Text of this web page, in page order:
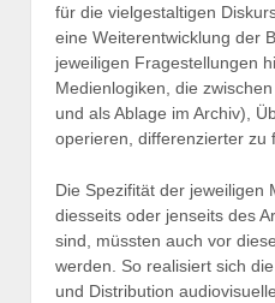
für die vielgestaltigen
eine Weiterentwicklung der
jeweiligen Fragestellungen
Medienlogiken, die
und als Ablage im Archiv),
operieren, differenzierter zu
Die Spezifität der jeweiligen
diesseits oder jenseits des
sind, müssten auch vor
werden. So realisiert sich
und Distribution